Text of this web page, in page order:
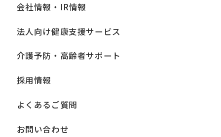
会社情報・IR情報
法人向け健康支援サービス
介護予防・高齢者サポート
採用情報
よくあるご質問
お問い合わせ